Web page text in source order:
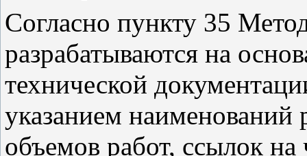
Согласно пункту 35
разрабатываются на
технической
указанием наименований
объемов работ, ссылок